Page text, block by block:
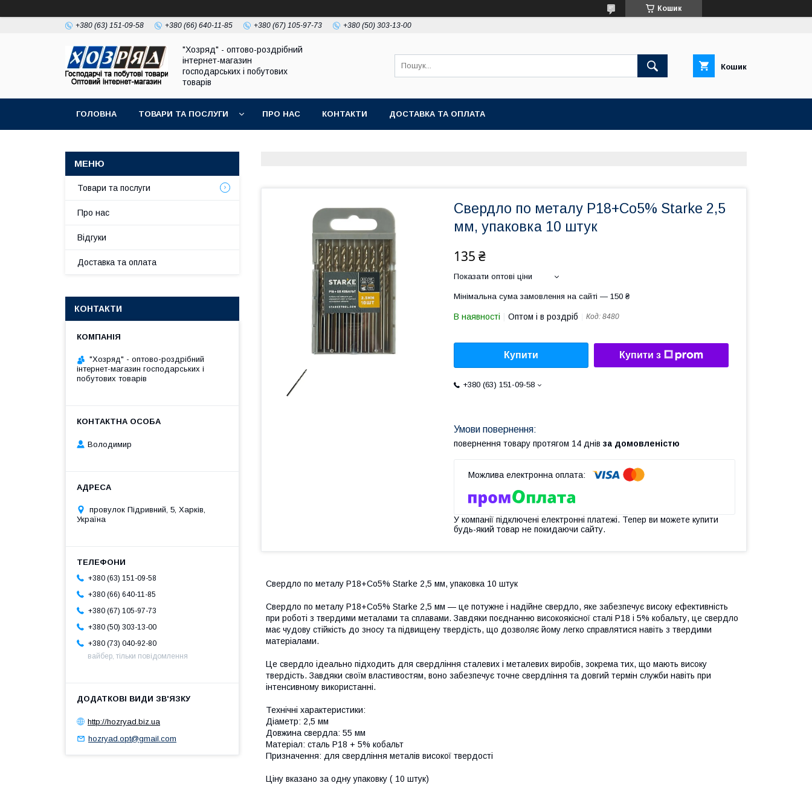
Кошик
+380 (63) 151-09-58 +380 (66) 640-11-85 +380 (67) 105-97-73 +380 (50) 303-13-00
"Хозряд" - оптово-роздрібний
інтернет-магазин
господарських і побутових
товарів
Кошик
ГОЛОВНА ТОВАРИ ТА ПОСЛУГИ ПРО НАС КОНТАКТИ ДОСТАВКА ТА ОПЛАТА
Свердло по металу Р18+Co5% Starke 2,5
мм, упаковка 10 штук
135 ₴
Показати оптові ціни
Мінімальна сума замовлення на сайті — 150 ₴
В наявності Оптом і в роздріб Код: 8480
Купити Купити з
+380 (63) 151-09-58
повернення товару протягом 14 днів за домовленістю
У компанії підключені електронні платежі. Тепер ви можете купити
будь-який товар не покидаючи сайту.
Свердло по металу Р18+Co5% Starke 2,5 мм, упаковка 10 штук
Свердло по металу Р18+Co5% Starke 2,5 мм — це потужне і надійне свердло, яке забезпечує високу ефективність
при роботі з твердими металами та сплавами. Завдяки поєднанню високоякісної сталі Р18 і 5% кобальту, це свердло
має чудову стійкість до зносу та підвищену твердість, що дозволяє йому легко справлятися навіть з твердими
матеріалами.
Це свердло ідеально підходить для свердління сталевих і металевих виробів, зокрема тих, що мають високу
твердість. Завдяки своїм властивостям, воно забезпечує точне свердління та довгий термін служби навіть при
інтенсивному використанні.
Технічні характеристики:
Діаметр: 2,5 мм
Довжина свердла: 55 мм
Матеріал: сталь Р18 + 5% кобальт
Призначення: для свердління металів високої твердості
Ціну вказано за одну упаковку ( 10 штук)
Товари та послуги
Про нас
Відгуки
Доставка та оплата
КОНТАКТИ
"Хозряд" - оптово-роздрібний
інтернет-магазин господарських і
побутових товарів
Володимир
провулок Підривний, 5, Харків,
Україна
+380 (63) 151-09-58
+380 (66) 640-11-85
+380 (67) 105-97-73
+380 (50) 303-13-00
+380 (73) 040-92-80
вайбер, тільки повідомлення
http://hozryad.biz.ua
hozryad.opt@gmail.com